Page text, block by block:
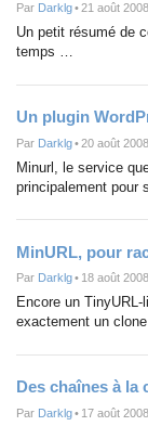
Par Darklg•21 août 2008
Un petit résumé de
temps …
Un plugin
Par Darklg•20 août 2008
Minurl, le service
principalement pour
MinURL, pour
Par Darklg• 18 août 2008
Encore un
exactement un
Des chaînes à la
Par Darklg• 17 août 2008